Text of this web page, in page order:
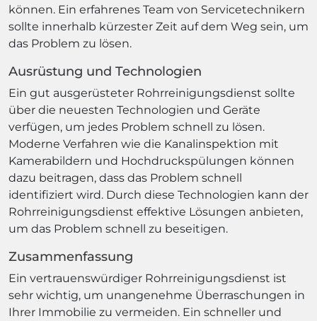
können. Ein erfahrenes Team von Servicetechnikern
sollte innerhalb kürzester Zeit auf dem Weg sein, um
das Problem zu lösen.
Ausrüstung und Technologien
Ein gut ausgerüsteter Rohrreinigungsdienst sollte
über die neuesten Technologien und Geräte
verfügen, um jedes Problem schnell zu lösen.
Moderne Verfahren wie die Kanalinspektion mit
Kamerabildern und Hochdruckspülungen können
dazu beitragen, dass das Problem schnell
identifiziert wird. Durch diese Technologien kann der
Rohrreinigungsdienst effektive Lösungen anbieten,
um das Problem schnell zu beseitigen.
Zusammenfassung
Ein vertrauenswürdiger Rohrreinigungsdienst ist
sehr wichtig, um unangenehme Überraschungen in
Ihrer Immobilie zu vermeiden. Ein schneller und